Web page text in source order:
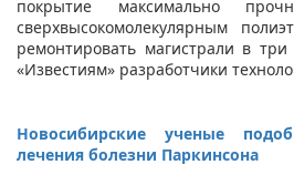
покрытие максимально
сверхвысокомолекулярным
ремонтировать магистрали в
«Известиям» разработчики
Новосибирские ученые
лечения болезни Паркинсона